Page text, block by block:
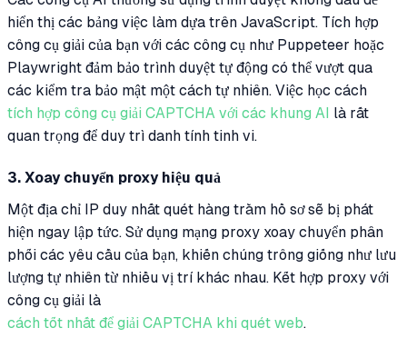
hiển thị các bảng việc làm dựa trên JavaScript. Tích hợp
công cụ giải của bạn với các công cụ như Puppeteer hoặc
Playwright đảm bảo trình duyệt tự động có thể vượt qua
các kiểm tra bảo mật một cách tự nhiên. Việc học cách
tích hợp công cụ giải CAPTCHA với các khung AI là rất
quan trọng để duy trì danh tính tinh vi.
3. Xoay chuyển proxy hiệu quả
Một địa chỉ IP duy nhất quét hàng trăm hồ sơ sẽ bị phát
hiện ngay lập tức. Sử dụng mạng proxy xoay chuyển phân
phối các yêu cầu của bạn, khiến chúng trông giống như lưu
lượng tự nhiên từ nhiều vị trí khác nhau. Kết hợp proxy với
công cụ giải là
cách tốt nhất để giải CAPTCHA khi quét web.